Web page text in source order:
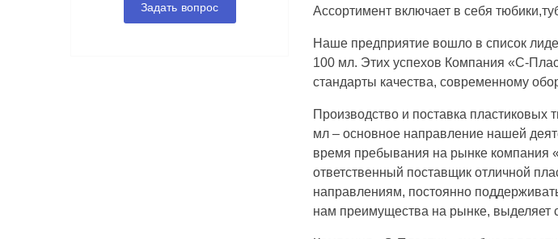
Задать вопрос Ассортимент включает в себя
Наше предприятие вошло в список
100 мл. Этих успехов Компания «С-
стандарты качества, современному
Производство и поставка пластиковых
мл – основное направление нашей
время пребывания на рынке компания
ответственный поставщик отличной
направлениям, постоянно
нам преимущества на рынке, выделяет